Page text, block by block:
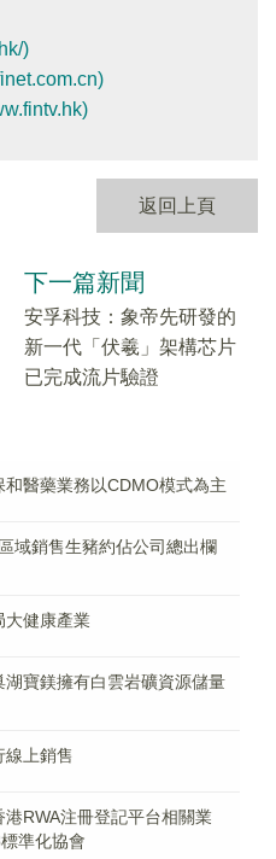
)
返回上頁
下一篇新聞
安孚科技：象帝先研發的
新一代「伏羲」架構芯片
已完成流片驗證
醫藥業務以CDMO模式為主
域銷售生豬約佔公司總出欄
大健康產業
寶鎂擁有白雲岩礦資源儲量
線上銷售
RWA注冊登記平台相關業
準化協會